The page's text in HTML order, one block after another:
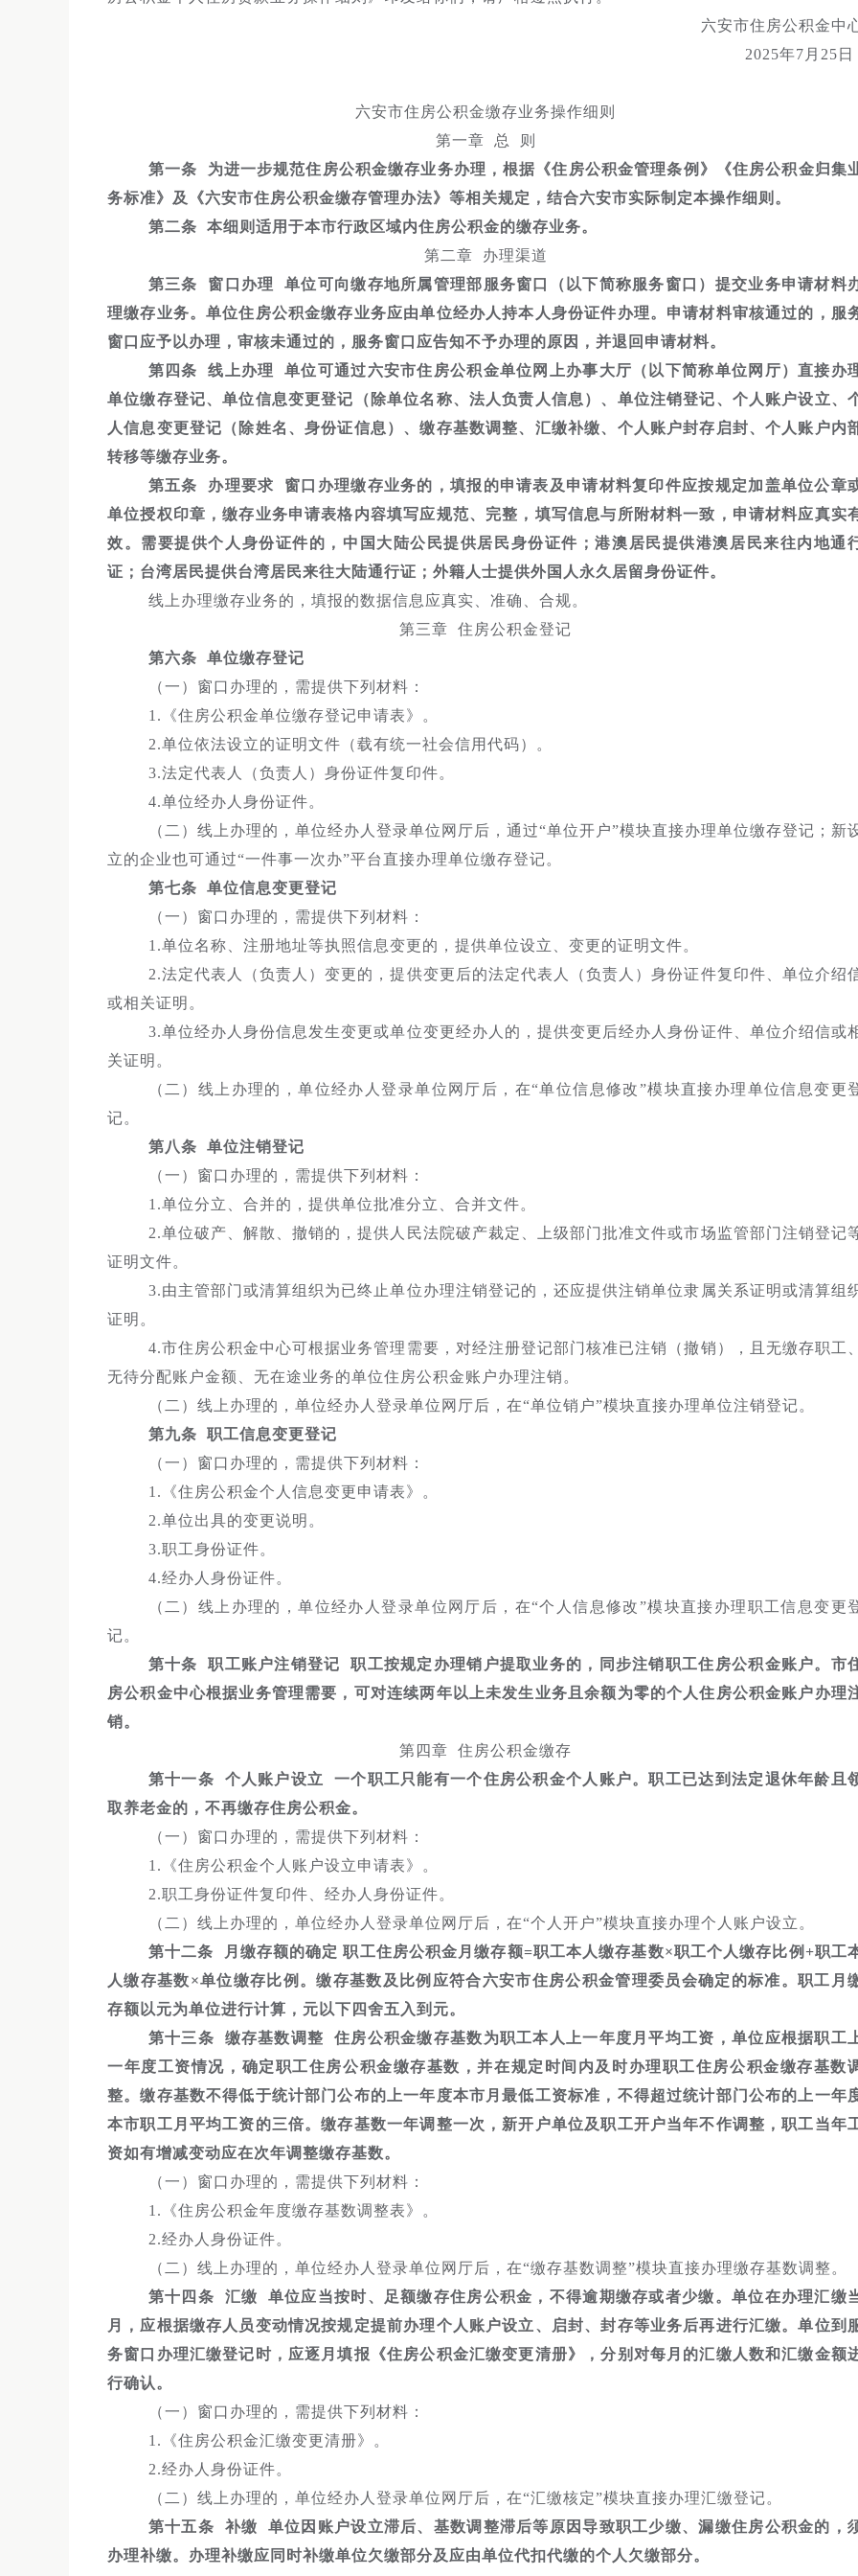
六安市住房公积金中
2025年7月25日
六安市住房公积金缴存业务操作细则
第一章 总 则
第一条 为进一步规范住房公积金缴存业务办理，根据《住房公积金管理条例》《住房公积金归集
务标准》及《六安市住房公积金缴存管理办法》等相关规定，结合六安市实际制定本操作细则。
第二条 本细则适用于本市行政区域内住房公积金的缴存业务。
第二章 办理渠道
第三条 窗口办理 单位可向缴存地所属管理部服务窗口（以下简称服务窗口）提交业务申请材料
理缴存业务。单位住房公积金缴存业务应由单位经办人持本人身份证件办理。申请材料审核通过的，服
窗口应予以办理，审核未通过的，服务窗口应告知不予办理的原因，并退回申请材料。
第四条 线上办理 单位可通过六安市住房公积金单位网上办事大厅（以下简称单位网厅）直接办
单位缴存登记、单位信息变更登记（除单位名称、法人负责人信息）、单位注销登记、个人账户设立、
人信息变更登记（除姓名、身份证信息）、缴存基数调整、汇缴补缴、个人账户封存启封、个人账户内
转移等缴存业务。
第五条 办理要求 窗口办理缴存业务的，填报的申请表及申请材料复印件应按规定加盖单位公章
单位授权印章，缴存业务申请表格内容填写应规范、完整，填写信息与所附材料一致，申请材料应真实
效。需要提供个人身份证件的，中国大陆公民提供居民身份证件；港澳居民提供港澳居民来往内地通
证；台湾居民提供台湾居民来往大陆通行证；外籍人士提供外国人永久居留身份证件。
线上办理缴存业务的，填报的数据信息应真实、准确、合规。
第三章 住房公积金登记
第六条 单位缴存登记
（一）窗口办理的，需提供下列材料：
1.《住房公积金单位缴存登记申请表》。
2.单位依法设立的证明文件（载有统一社会信用代码）。
3.法定代表人（负责人）身份证件复印件。
4.单位经办人身份证件。
（二）线上办理的，单位经办人登录单位网厅后，通过“单位开户”模块直接办理单位缴存登记；新
立的企业也可通过“一件事一次办”平台直接办理单位缴存登记。
第七条 单位信息变更登记
（一）窗口办理的，需提供下列材料：
1.单位名称、注册地址等执照信息变更的，提供单位设立、变更的证明文件。
2.法定代表人（负责人）变更的，提供变更后的法定代表人（负责人）身份证件复印件、单位介绍
或相关证明。
3.单位经办人身份信息发生变更或单位变更经办人的，提供变更后经办人身份证件、单位介绍信或
关证明。
（二）线上办理的，单位经办人登录单位网厅后，在“单位信息修改”模块直接办理单位信息变更
记。
第八条 单位注销登记
（一）窗口办理的，需提供下列材料：
1.单位分立、合并的，提供单位批准分立、合并文件。
2.单位破产、解散、撤销的，提供人民法院破产裁定、上级部门批准文件或市场监管部门注销登记
证明文件。
3.由主管部门或清算组织为已终止单位办理注销登记的，还应提供注销单位隶属关系证明或清算组
证明。
4.市住房公积金中心可根据业务管理需要，对经注册登记部门核准已注销（撤销），且无缴存职工、
无待分配账户金额、无在途业务的单位住房公积金账户办理注销。
（二）线上办理的，单位经办人登录单位网厅后，在“单位销户”模块直接办理单位注销登记。
第九条 职工信息变更登记
（一）窗口办理的，需提供下列材料：
1.《住房公积金个人信息变更申请表》。
2.单位出具的变更说明。
3.职工身份证件。
4.经办人身份证件。
（二）线上办理的，单位经办人登录单位网厅后，在“个人信息修改”模块直接办理职工信息变更
记。
第十条 职工账户注销登记 职工按规定办理销户提取业务的，同步注销职工住房公积金账户。市
房公积金中心根据业务管理需要，可对连续两年以上未发生业务且余额为零的个人住房公积金账户办理
销。
第四章 住房公积金缴存
第十一条 个人账户设立 一个职工只能有一个住房公积金个人账户。职工已达到法定退休年龄且
取养老金的，不再缴存住房公积金。
（一）窗口办理的，需提供下列材料：
1.《住房公积金个人账户设立申请表》。
2.职工身份证件复印件、经办人身份证件。
（二）线上办理的，单位经办人登录单位网厅后，在“个人开户”模块直接办理个人账户设立。
第十二条 月缴存额的确定 职工住房公积金月缴存额=职工本人缴存基数×职工个人缴存比例+职工
人缴存基数×单位缴存比例。缴存基数及比例应符合六安市住房公积金管理委员会确定的标准。职工月
存额以元为单位进行计算，元以下四舍五入到元。
第十三条 缴存基数调整 住房公积金缴存基数为职工本人上一年度月平均工资，单位应根据职工
一年度工资情况，确定职工住房公积金缴存基数，并在规定时间内及时办理职工住房公积金缴存基数
整。缴存基数不得低于统计部门公布的上一年度本市月最低工资标准，不得超过统计部门公布的上一年
本市职工月平均工资的三倍。缴存基数一年调整一次，新开户单位及职工开户当年不作调整，职工当年
资如有增减变动应在次年调整缴存基数。
（一）窗口办理的，需提供下列材料：
1.《住房公积金年度缴存基数调整表》。
2.经办人身份证件。
（二）线上办理的，单位经办人登录单位网厅后，在“缴存基数调整”模块直接办理缴存基数调整。
第十四条 汇缴 单位应当按时、足额缴存住房公积金，不得逾期缴存或者少缴。单位在办理汇缴
月，应根据缴存人员变动情况按规定提前办理个人账户设立、启封、封存等业务后再进行汇缴。单位到
务窗口办理汇缴登记时，应逐月填报《住房公积金汇缴变更清册》，分别对每月的汇缴人数和汇缴金额
行确认。
（一）窗口办理的，需提供下列材料：
1.《住房公积金汇缴变更清册》。
2.经办人身份证件。
（二）线上办理的，单位经办人登录单位网厅后，在“汇缴核定”模块直接办理汇缴登记。
第十五条 补缴 单位因账户设立滞后、基数调整滞后等原因导致职工少缴、漏缴住房公积金的，
办理补缴。办理补缴应同时补缴单位欠缴部分及应由单位代扣代缴的个人欠缴部分。